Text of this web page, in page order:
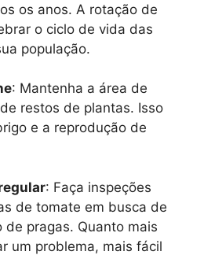
os anos. A rotação de
o ciclo de vida das
população.
: Mantenha a área de
restos de plantas. Isso
e a reprodução de
: Faça inspeções
de tomate em busca de
pragas. Quanto mais
um problema, mais fácil